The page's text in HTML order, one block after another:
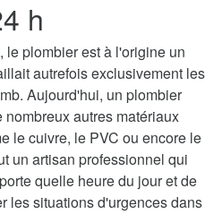
h
plombier est à l'origine un
autrefois exclusivement les
Aujourd'hui, un plombier
autres matériaux
le cuivre, le PVC ou encore le
un artisan professionnel qui
quelle heure du jour et de
les situations d'urgences dans